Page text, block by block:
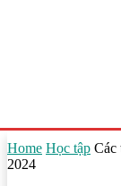
Home Học tập Các
2024